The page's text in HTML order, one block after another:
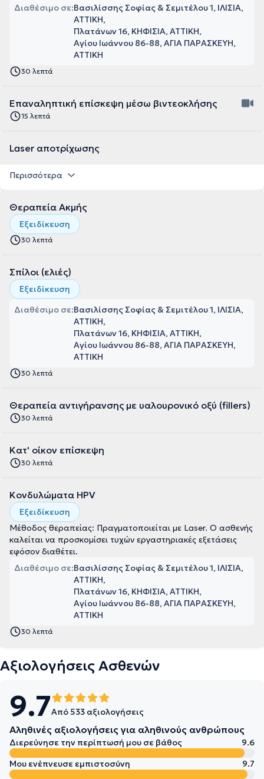
Διαθέσιμο σε:Βασιλίσσης Σοφίας & Σεμιτέλου 1, ΙΛΙΣΙΑ,
ΑΤΤΙΚΗ
Πλατάνων 16, ΚΗΦΙΣΙΑ, ΑΤΤΙΚΗ
Αγίου Ιωάννου 86-88, ΑΓΙΑ ΠΑΡΑΣΚΕΥΗ,
ΑΤΤΙΚΗ
30 λεπτά
Επαναληπτική επίσκεψη μέσω βιντεοκλήσης
15 λεπτά
Laser αποτρίχωσης
Περισσότερα
Θεραπεία Ακμής
Εξειδίκευση
30 λεπτά
Σπίλοι (ελιές)
Εξειδίκευση
Διαθέσιμο σε:Βασιλίσσης Σοφίας & Σεμιτέλου 1, ΙΛΙΣΙΑ,
ΑΤΤΙΚΗ
Πλατάνων 16, ΚΗΦΙΣΙΑ, ΑΤΤΙΚΗ
Αγίου Ιωάννου 86-88, ΑΓΙΑ ΠΑΡΑΣΚΕΥΗ,
ΑΤΤΙΚΗ
30 λεπτά
Θεραπεία αντιγήρανσης με υαλουρονικό οξύ (fillers)
30 λεπτά
Κατ' οίκον επίσκεψη
30 λεπτά
Κονδυλώματα HPV
Εξειδίκευση
Μέθοδος θεραπείας: Πραγματοποιείται με Laser. Ο ασθενής
καλείται να προσκομίσει τυχών εργαστηριακές εξετάσεις
εφόσον διαθέτει.
Διαθέσιμο σε:Βασιλίσσης Σοφίας & Σεμιτέλου 1, ΙΛΙΣΙΑ,
ΑΤΤΙΚΗ
Πλατάνων 16, ΚΗΦΙΣΙΑ, ΑΤΤΙΚΗ
Αγίου Ιωάννου 86-88, ΑΓΙΑ ΠΑΡΑΣΚΕΥΗ,
ΑΤΤΙΚΗ
30 λεπτά
Αξιολογήσεις Ασθενών
9.7Από 533 αξιολογήσεις
Αληθινές αξιολογήσεις για αληθινούς ανθρώπους
Διερεύνησε την περίπτωσή μου σε βάθος
9.6
Μου ενέπνευσε εμπιστοσύνη
9.7